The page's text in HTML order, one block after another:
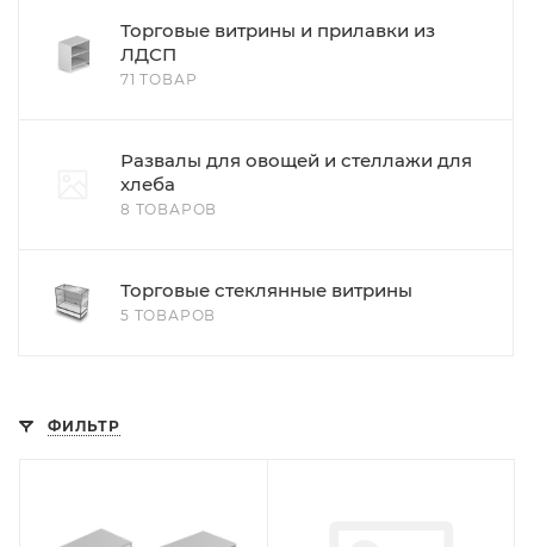
Торговые витрины и прилавки из
ЛДСП
71 ТОВАР
Развалы для овощей и стеллажи для
хлеба
8 ТОВАРОВ
Торговые стеклянные витрины
5 ТОВАРОВ
ФИЛЬТР